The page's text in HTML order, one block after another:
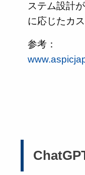
ステム設計
に応じたカ
参考：